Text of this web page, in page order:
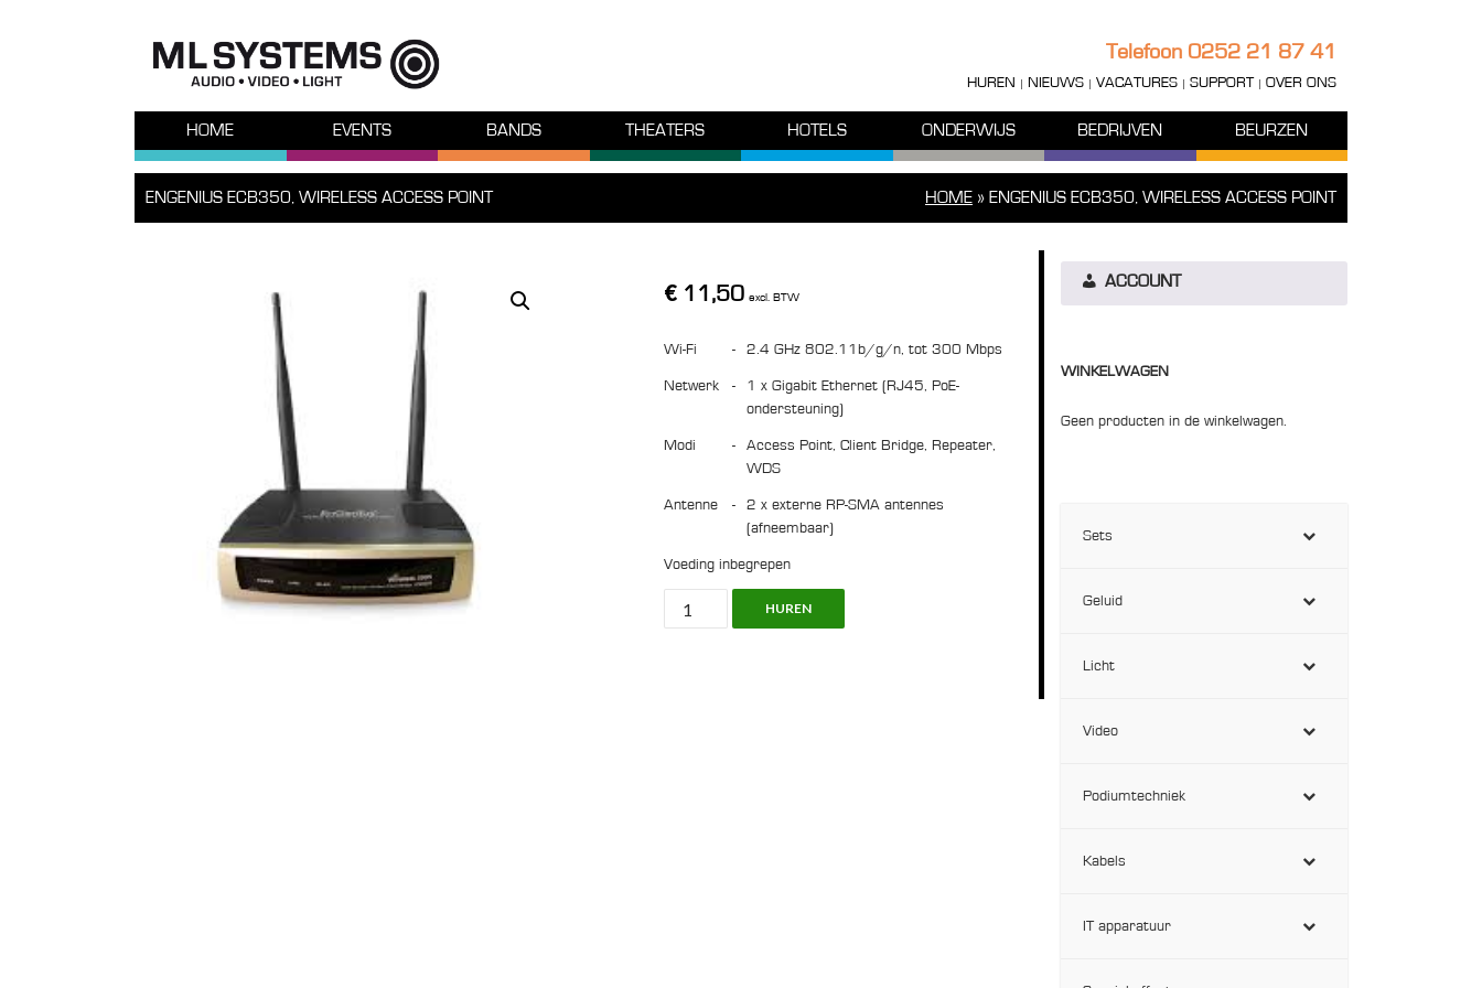
Telefoon 0252 21 87 41
HUREN NIEUWS VACATURES SUPPORT OVER ONS
HOME EVENTS BANDS THEATERS HOTELS ONDERWIJS BEDRIJVEN BEURZEN
ENGENIUS ECB350, WIRELESS ACCESS POINT HOME » ENGENIUS ECB350, WIRELESS ACCESS POINT
€ 11,50 excl. BTW
Wi-Fi - 2.4 GHz 802.11b/g/n, tot 300 Mbps
Netwerk -
1 x Gigabit Ethernet (RJ45, PoE-
ondersteuning)
Modi -
Access Point, Client Bridge, Repeater,
WDS
Antenne -
2 x externe RP-SMA antennes
(afneembaar)
Voeding inbegrepen
EnGenius
ECB350,
HUREN
ACCOUNT
WINKELWAGEN
Geen producten in de winkelwagen.
Sets
Geluid
Licht
Video
Podiumtechniek
Kabels
IT apparatuur